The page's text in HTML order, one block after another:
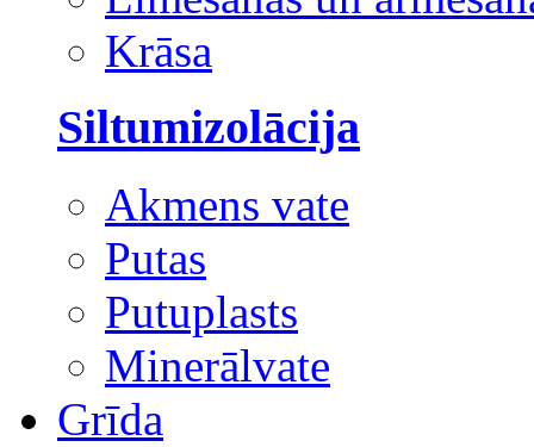
Krāsa
Siltumizolācija
Akmens vate
Putas
Putuplasts
Minerālvate
Grīda